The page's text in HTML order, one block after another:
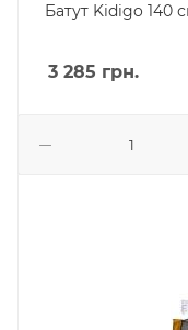
Батут Kidigo 140
3 285 грн.